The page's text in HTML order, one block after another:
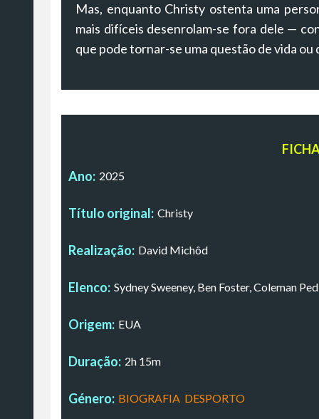
Mas, enquanto Christy ostenta uma
mais difíceis desenrolam-se fora dele —
que pode tornar-se uma questão de vida ou
Ano: 2025
Título original: Christy
Realização: David Michôd
Elenco: Sydney Sweeney, Ben Foster, Coleman
Origem: EUA
Duração: 2h 15m
Género: BIOGRAFIA, DESPORTO